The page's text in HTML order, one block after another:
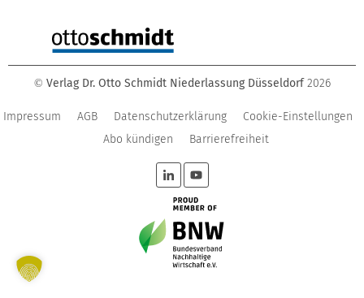
© Verlag Dr. Otto Schmidt Niederlassung Düsseldorf 2026
Impressum AGB Datenschutzerklärung
Cookie-Einstellungen
Abo kündigen
Barrierefreiheit